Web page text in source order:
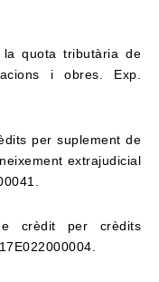
la quota tributària de
i obres. Exp.
per suplement de
extrajudicial
crèdit per crèdits